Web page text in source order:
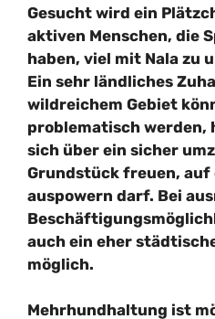
Gesucht wird ein
aktiven Menschen, die
haben, viel mit Nala zu
Ein sehr ländliches
wildreichem Gebiet
problematisch werden,
sich über ein sicher
Grundstück freuen, auf
auspowern darf. Bei
auch ein eher
möglich.
Mehrhundhaltung ist